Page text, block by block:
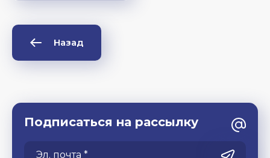
Назад
Подписаться на рассылку